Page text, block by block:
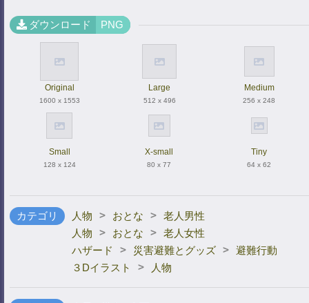
ダウンロード PNG
Original
1600 x 1553
Large
512 x 496
Medium
256 x 248
Small
128 x 124
X-small
80 x 77
Tiny
64 x 62
カテゴリ 人物 > おとな > 老人男性
人物
> おとな > 老人女性
ハザード
> 災害避難とグッズ > 避難行動
３Dイラスト
> 人物